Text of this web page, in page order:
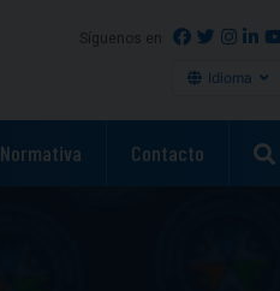
Síguenos en
Idioma
Normativa Contacto